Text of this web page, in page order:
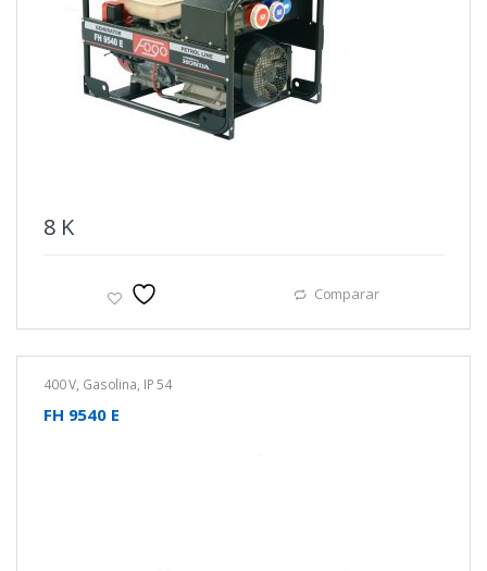
8 K
Comparar
400 V, Gasolina, IP 54
FH 9540 E